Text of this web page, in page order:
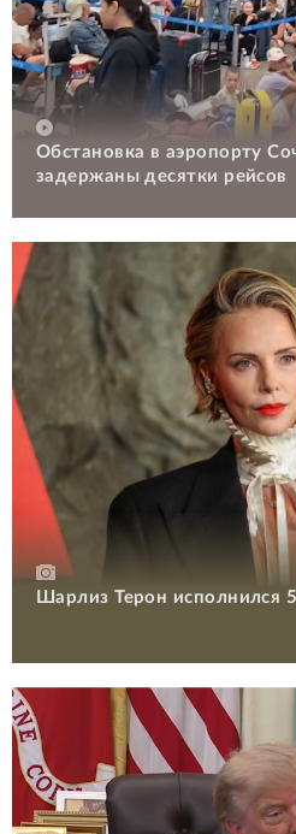
Обстановка в аэропорту
задержаны десятки рейсов
Шарлиз Терон исполнился